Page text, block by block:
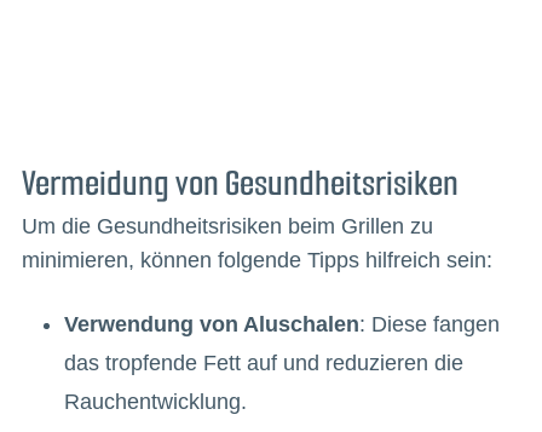
Vermeidung von Gesundheitsrisiken
Um die Gesundheitsrisiken beim Grillen zu
minimieren, können folgende Tipps hilfreich sein:
Verwendung von Aluschalen: Diese fangen
das tropfende Fett auf und reduzieren die
Rauchentwicklung.